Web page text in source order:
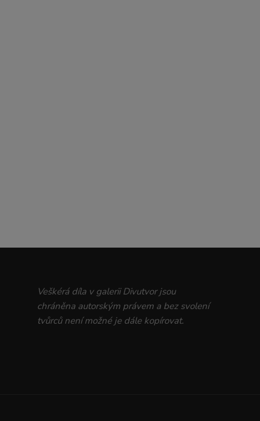
Veškérá díla v galerii Divutvor jsou
chráněna autorským právem a bez svolení
tvůrců není možné je dále kopírovat.